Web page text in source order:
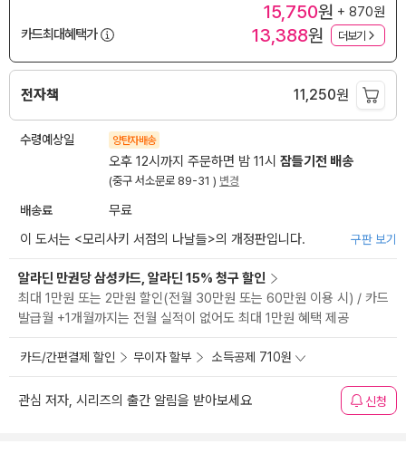
15,750원 + 870원
카드최대혜택가
13,388원 더보기
전자책 11,250원
수령예상일 양탄자배송
오후 12시까지 주문하면 밤 11시 잠들기전 배송
(중구 서소문로 89-31 ) 변경
배송료
무료
이 도서는 <모리사키 서점의 나날들>의 개정판입니다. 구판 보기
알라딘 만권당 삼성카드, 알라딘 15% 청구 할인
최대 1만원 또는 2만원 할인(전월 30만원 또는 60만원 이용 시) / 카드
발급월 +1개월까지는 전월 실적이 없어도 최대 1만원 혜택 제공
카드/간편결제 할인 무이자 할부 소득공제 710원
관심 저자, 시리즈의 출간 알림을 받아보세요 신청